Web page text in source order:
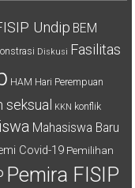
Undip BEM
Diskusi Fasilitas
HAM Hari Perempuan
seksual KKN konflik
Mahasiswa Baru
Covid-19 Pemilihan
Pemira FISIP